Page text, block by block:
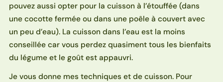
pouvez aussi opter pour la cuisson à l’étouffée (dans
une cocotte fermée ou dans une poêle à couvert avec
un peu d’eau). La cuisson dans l’eau est la moins
conseillée car vous perdez quasiment tous les bienfaits
du légume et le goût est appauvri.
Je vous donne mes techniques et de cuisson. Pour